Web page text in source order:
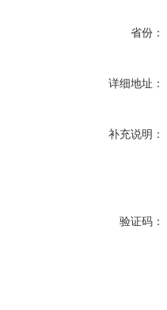
省份：
详细地址：
补充说明：
验证码：